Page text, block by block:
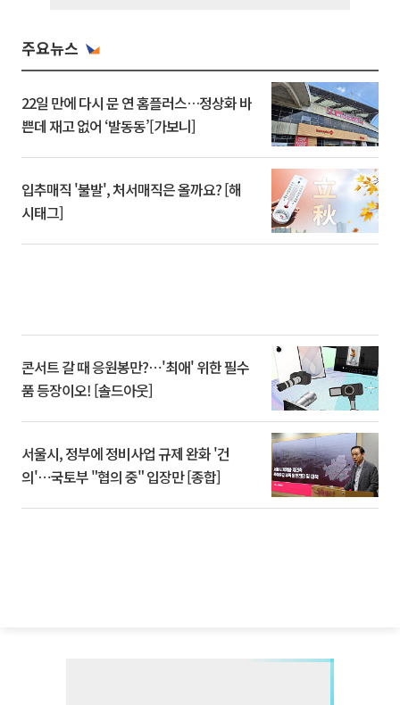
주요뉴스
22일 만에 다시 문 연 홈플러스…정상화 바
쁜데 재고 없어 ‘발동동’[가보니]
입추매직 '불발', 처서매직은 올까요? [해
시태그]
콘서트 갈 때 응원봉만?⋯'최애' 위한 필수
품 등장이오! [솔드아웃]
서울시, 정부에 정비사업 규제 완화 '건
의'⋯국토부 "협의 중" 입장만 [종합]